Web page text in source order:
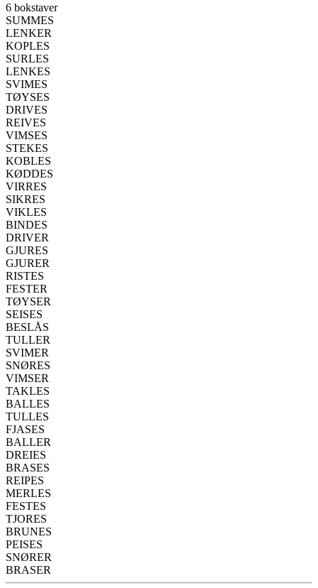
6 bokstaver
SUMMES
LENKER
KOPLES
SURLES
LENKES
SVIMES
TØYSES
DRIVES
REIVES
VIMSES
STEKES
KOBLES
KØDDES
VIRRES
SIKRES
VIKLES
BINDES
DRIVER
GJURES
GJURER
RISTES
FESTER
TØYSER
SEISES
BESLÅS
TULLER
SVIMER
SNØRES
VIMSER
TAKLES
BALLES
TULLES
FJASES
BALLER
DREIES
BRASES
REIPES
MERLES
FESTES
TJORES
BRUNES
PEISES
SNØRER
BRASER